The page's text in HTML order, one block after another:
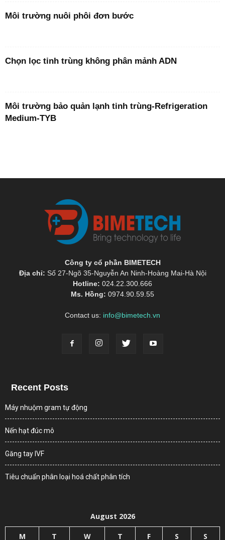
Môi trường nuôi phôi đơn bước
Chọn lọc tinh trùng không phân mảnh ADN
Môi trường bảo quản lạnh tinh trùng-Refrigeration
Medium-TYB
Công ty cổ phần BIMETECH
Địa chỉ: Số 27-Ngõ 35-Nguyễn An Ninh-Hoàng Mai-Hà Nội
Hotline: 024.22.300.666
Ms. Hồng: 0974.90.59.55
Contact us: info@bimetech.vn
Recent Posts
Máy nhuộm gram tự động
Nến hạt đúc mô
Găng tay IVF
Tiêu chuẩn phân loại hoá chất phân tích
August 2026
M T W T F S S